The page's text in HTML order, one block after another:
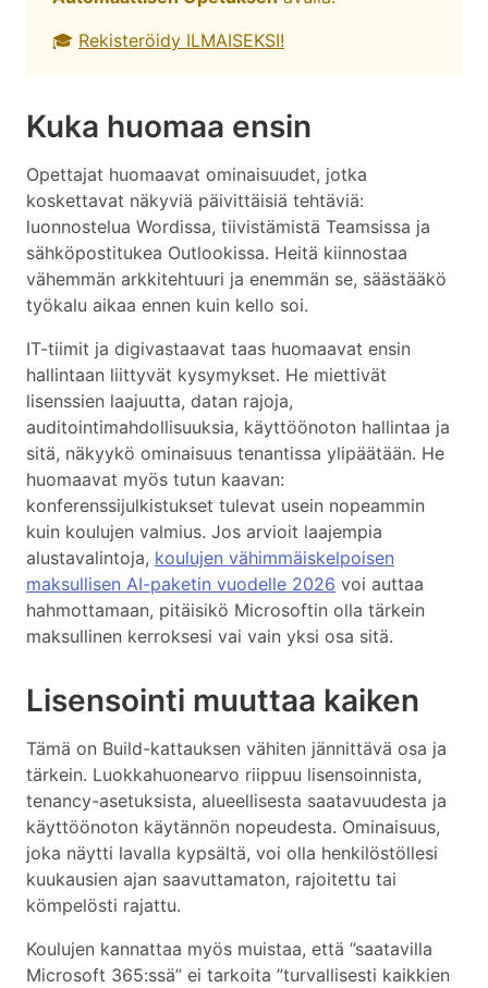
🎓 Rekisteröidy ILMAISEKSI!
Kuka huomaa ensin
Opettajat huomaavat ominaisuudet, jotka
koskettavat näkyviä päivittäisiä tehtäviä:
luonnostelua Wordissa, tiivistämistä Teamsissa ja
sähköpostitukea Outlookissa. Heitä kiinnostaa
vähemmän arkkitehtuuri ja enemmän se, säästääkö
työkalu aikaa ennen kuin kello soi.
IT-tiimit ja digivastaavat taas huomaavat ensin
hallintaan liittyvät kysymykset. He miettivät
lisenssien laajuutta, datan rajoja,
auditointimahdollisuuksia, käyttöönoton hallintaa ja
sitä, näkyykö ominaisuus tenantissa ylipäätään. He
huomaavat myös tutun kaavan:
konferenssijulkistukset tulevat usein nopeammin
kuin koulujen valmius. Jos arvioit laajempia
alustavalintoja, koulujen vähimmäiskelpoisen
maksullisen AI-paketin vuodelle 2026 voi auttaa
hahmottamaan, pitäisikö Microsoftin olla tärkein
maksullinen kerroksesi vai vain yksi osa sitä.
Lisensointi muuttaa kaiken
Tämä on Build-kattauksen vähiten jännittävä osa ja
tärkein. Luokkahuonearvo riippuu lisensoinnista,
tenancy-asetuksista, alueellisesta saatavuudesta ja
käyttöönoton käytännön nopeudesta. Ominaisuus,
joka näytti lavalla kypsältä, voi olla henkilöstöllesi
kuukausien ajan saavuttamaton, rajoitettu tai
kömpelösti rajattu.
Koulujen kannattaa myös muistaa, että ”saatavilla
Microsoft 365:ssä” ei tarkoita ”turvallisesti kaikkien